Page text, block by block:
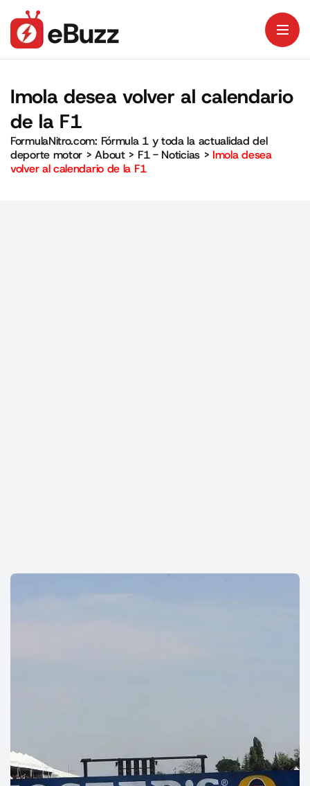
Imola desea volver al calendario
de la F1
FormulaNitro.com: Fórmula 1 y toda la actualidad del
deporte motor >About> F1 - Noticias> Imola desea
volver al calendario de la F1